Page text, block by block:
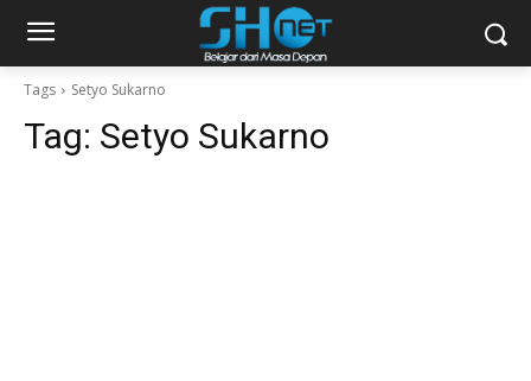
Tags Setyo Sukarno
Tag: Setyo Sukarno